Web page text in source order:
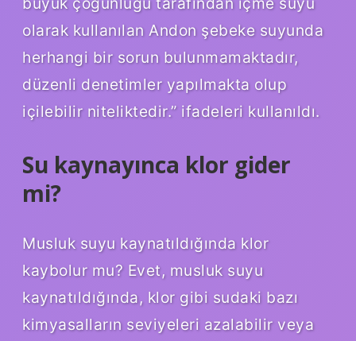
olarak kullanılan Andon şebeke suyunda
herhangi bir sorun bulunmamaktadır,
düzenli denetimler yapılmakta olup
içilebilir niteliktedir.” ifadeleri kullanıldı.
Su kaynayınca klor gider
mi?
Musluk suyu kaynatıldığında klor
kaybolur mu? Evet, musluk suyu
kaynatıldığında, klor gibi sudaki bazı
kimyasalların seviyeleri azalabilir veya